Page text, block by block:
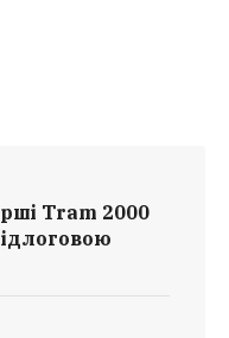
Tram 2000